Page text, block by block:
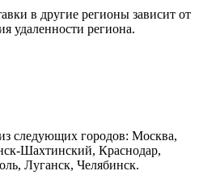
в другие регионы зависит от
удаленности региона.
следующих городов: Москва,
Шахтинский, Краснодар,
Луганск, Челябинск.